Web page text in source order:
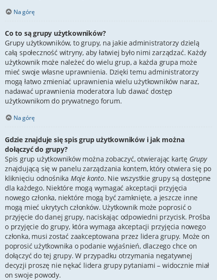
Na górę
Co to są grupy użytkowników?
Grupy użytkowników, to grupy, na jakie administratorzy dzielą
całą społeczność witryny, aby łatwiej było nimi zarządzać. Każdy
użytkownik może należeć do wielu grup, a każda grupa może
mieć swoje własne uprawnienia. Dzięki temu administratorzy
mogą łatwo zmieniać uprawnienia wielu użytkowników naraz,
nadawać uprawnienia moderatora lub dawać dostęp
użytkownikom do prywatnego forum.
Na górę
Gdzie znajduje się spis grup użytkowników i jak można
dołączyć do grupy?
Spis grup użytkowników można zobaczyć, otwierając kartę Grupy
znajdującą się w panelu zarządzania kontem, który otwiera się po
kliknięciu odnośnika Moje konto. Nie wszystkie grupy są dostępne
dla każdego. Niektóre mogą wymagać akceptacji przyjęcia
nowego członka, niektóre mogą być zamknięte, a jeszcze inne
mogą mieć ukrytych członków. Użytkownik może poprosić o
przyjęcie do danej grupy, naciskając odpowiedni przycisk. Prośba
o przyjęcie do grupy, która wymaga akceptacji przyjęcia nowego
członka, musi zostać zaakceptowana przez lidera grupy. Może on
poprosić użytkownika o podanie wyjaśnień, dlaczego chce on
dołączyć do tej grupy. W przypadku otrzymania negatywnej
decyzji proszę nie nękać lidera grupy pytaniami – widocznie miał
on swoje powody.